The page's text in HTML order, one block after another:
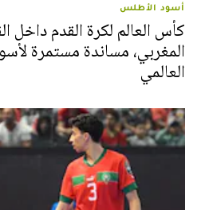
أسود الأطلس
المغربي، مساندة مستمرة
العالمي